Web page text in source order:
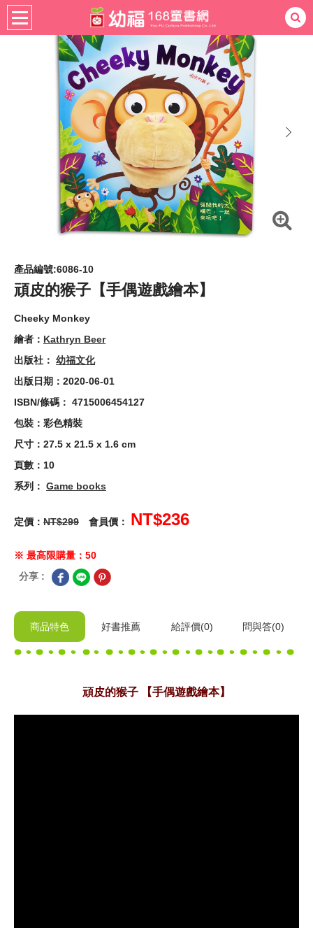
熱門：忍者兔ㄅㄆㄇ學習桌遊
手指按按拼圖 練習本 積木
3D立體書繪本讀本
書籍分齡 適用年齡 4-6歲
next
產品編號:6086-10
頑皮的猴子【手偶遊戲繪本】
Cheeky Monkey
繪者： Kathryn Beer
出版社： 幼福文化
出版日期：2020-06-01
ISBN/條碼： 4715006454127
包裝：彩色精裝
尺寸：27.5 x 21.5 x 1.6 cm
頁數：10
系列： Game books
定價： NT$299 會員價： NT$236
※ 最高限購量：50
分享 :
商品特色 好書推薦 給評價(0) 問與答(0)
頑皮的猴子 【手偶遊戲繪本】